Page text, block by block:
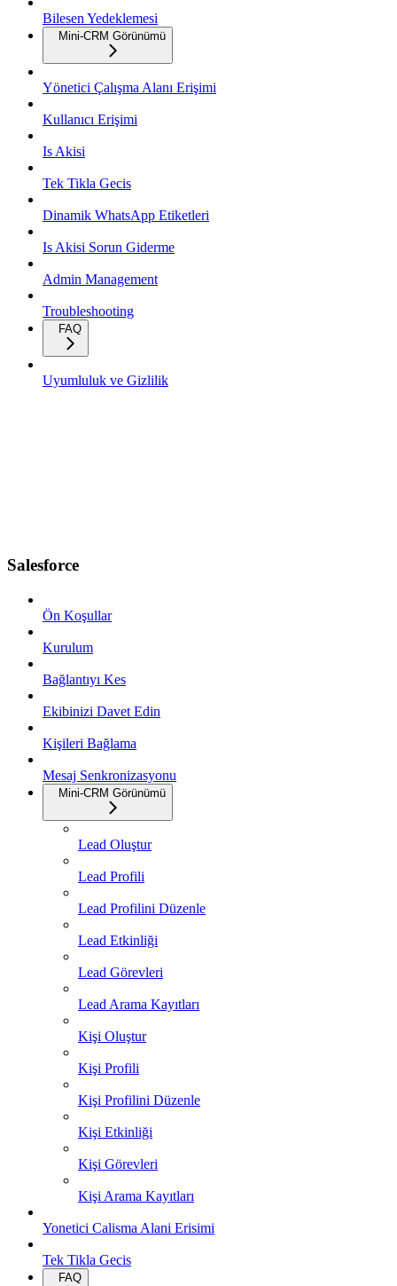
Bilesen Yedeklemesi
Mini-CRM Görünümü
Yönetici Çalışma Alanı Erişimi
Kullanıcı Erişimi
Is Akisi
Tek Tikla Gecis
Dinamik WhatsApp Etiketleri
Is Akisi Sorun Giderme
Admin Management
Troubleshooting
FAQ
Uyumluluk ve Gizlilik
Salesforce
Ön Koşullar
Kurulum
Bağlantıyı Kes
Ekibinizi Davet Edin
Kişileri Bağlama
Mesaj Senkronizasyonu
Mini-CRM Görünümü
Lead Oluştur
Lead Profili
Lead Profilini Düzenle
Lead Etkinliği
Lead Görevleri
Lead Arama Kayıtları
Kişi Oluştur
Kişi Profili
Kişi Profilini Düzenle
Kişi Etkinliği
Kişi Görevleri
Kişi Arama Kayıtları
Yonetici Calisma Alani Erisimi
Tek Tikla Gecis
FAQ